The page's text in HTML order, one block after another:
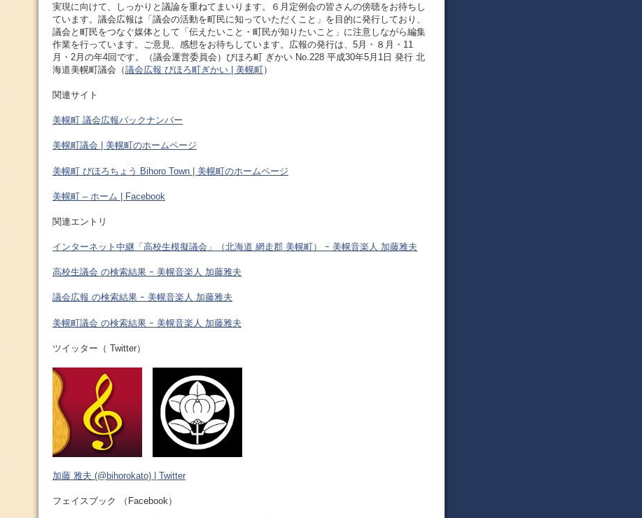
実現に向けて、しっかりと議論を重ねてまいります。６月定例会の皆さんの傍聴をお待ちし
ています。議会広報は「議会の活動を町民に知っていただくこと」を目的に発行しており、
議会と町民をつなぐ媒体として「伝えたいこと・町民が知りたいこと」に注意しながら編集
作業を行っています。ご意見、感想をお待ちしています。広報の発行は、5月・８月・11
月・2月の年4回です。（議会運営委員会）びほろ町 ぎかい No.228 平成30年5月1日 発行 北
海道美幌町議会（議会広報 びほろ町ぎかい | 美幌町）
関連サイト
美幌町 議会広報バックナンバー
美幌町議会 | 美幌町のホームページ
美幌町 びほろちょう Bihoro Town | 美幌町のホームページ
美幌町 – ホーム | Facebook
関連エントリ
インターネット中継「高校生模擬議会」（北海道 網走郡 美幌町） ｰ 美幌音楽人 加藤雅夫
高校生議会 の検索結果 ｰ 美幌音楽人 加藤雅夫
議会広報 の検索結果 ｰ 美幌音楽人 加藤雅夫
美幌町議会 の検索結果 ｰ 美幌音楽人 加藤雅夫
ツイッター（ Twitter）
加藤 雅夫 (@bihorokato) | Twitter
フェイスブック （Facebook）